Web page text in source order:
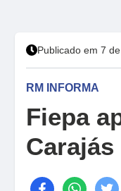
Publicado em 7
RM INFORMA
Fiepa